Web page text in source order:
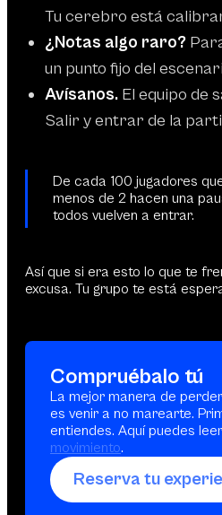
Tu cerebro está
¿Notas algo raro?
un punto fijo del
Avísanos. El equipo de
Salir y entrar de la
De cada 100 jugadores
menos de 2 hacen una
todos vuelven a entrar.
Así que si era esto lo que te
excusa. Tu grupo te está
Compruébalo tú
La mejor manera de
es venir a no marearte.
entiendes. Aquí puedes
movimiento.
Reserva tu